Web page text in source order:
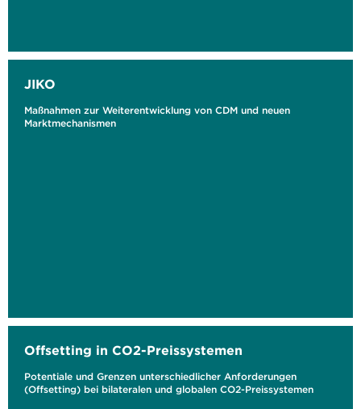
JIKO
Maßnahmen zur Weiterentwicklung von CDM und neuen
Marktmechanismen
Offsetting in CO2-Preissystemen
Potentiale und Grenzen unterschiedlicher Anforderungen
(Offsetting) bei bilateralen und globalen CO2-Preissystemen